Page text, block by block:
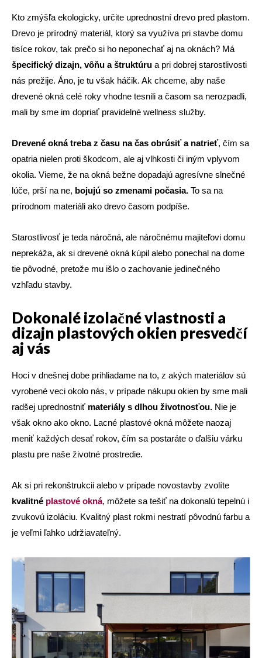
Kto zmýšľa ekologicky, určite uprednostní drevo pred plastom.
Drevo je prírodný materiál, ktorý sa využíva pri stavbe domu
tisíce rokov, tak prečo si ho neponechať aj na oknách? Má
špecifický dizajn, vôňu a štruktúru a pri dobrej starostlivosti
nás prežije. Áno, je tu však háčik. Ak chceme, aby naše
drevené okná celé roky vhodne tesnili a časom sa nerozpadli,
mali by sme im dopriať pravidelné wellness služby.
Drevené okná treba z času na čas obrúsiť a natrieť, čím sa
opatria nielen proti škodcom, ale aj vlhkosti či iným vplyvom
okolia. Vieme, že na okná bežne dopadajú agresívne slnečné
lúče, prší na ne, bojujú so zmenami počasia. To sa na
prírodnom materiáli ako drevo časom podpíše.
Starostlivosť je teda náročná, ale náročnému majiteľovi domu
neprekáža, ak si drevené okná kúpil alebo ponechal na dome
tie pôvodné, pretože mu išlo o zachovanie jedinečného
vzhľadu stavby.
Dokonalé izolačné vlastnosti a
dizajn plastových okien presvedčí
aj vás
Hoci v dnešnej dobe prihliadame na to, z akých materiálov sú
vyrobené veci okolo nás, v prípade nákupu okien by sme mali
radšej uprednostniť materiály s dlhou životnosťou. Nie je
však okno ako okno. Lacné plastové okná môžete naozaj
meniť každých desať rokov, čím sa postaráte o ďalšiu várku
plastu pre naše životné prostredie.
Ak si pri rekonštrukcii alebo v prípade novostavby zvolíte
kvalitné plastové okná, môžete sa tešiť na dokonalú tepelnú i
zvukovú izoláciu. Kvalitný plast rokmi nestratí pôvodnú farbu a
je veľmi ľahko udržiavateľný.